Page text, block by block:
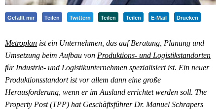
Gefällt mir Teilen Twittern Teilen Teilen E-Mail Drucken
Metroplan ist ein Unternehmen, das auf Beratung, Planung und
Umsetzung beim Aufbau von Produktions- und Logistikstandorten
für Industrie- und Logistikunternehmen spezialisiert ist. Ein neuer
Produktionsstandort ist vor allem dann eine große
Herausforderung, wenn er im Ausland errichtet werden soll. The
Property Post (TPP) hat Geschäftsführer Dr. Manuel Schrapers